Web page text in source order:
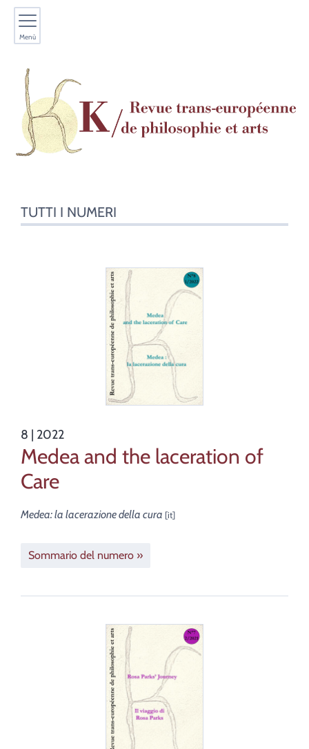
Menù
TUTTI I NUMERI
8 | 2022
Medea and the laceration of
Care
Medea: la lacerazione della cura
Sommario del numero